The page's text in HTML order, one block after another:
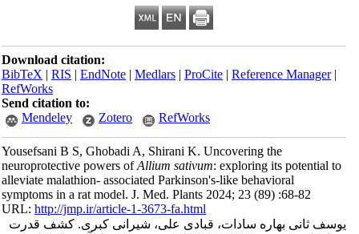
Download citation:
BibTeX|RIS|EndNote|Medlars|ProCite|Reference Manager
RefWorks
Send citation to:
Mendeley
Zotero RefWorks
Yousefsani B S, Ghobadi A, Shirani K. Uncovering the
neuroprotective powers ofAllium sativum: exploring its potential
alleviate malathion- associated Parkinson's-like behavioral
symptoms in a rat model. J. Med. Plants 2024; 23 (89) :68-82
URL:http://jmp.ir/article-1-3673-fa.html
یوسف ثانی بهاره‎ سادات، قبادی علی، شیرانی کبری. کشف قدرت